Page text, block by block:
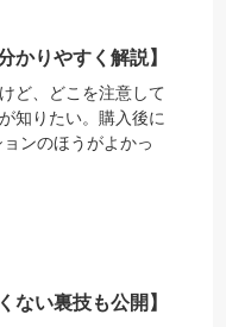
かりやすく解説】
ど、どこを注意して
知りたい。購入後に
ンのほうがよかっ
ない裏技も公開】